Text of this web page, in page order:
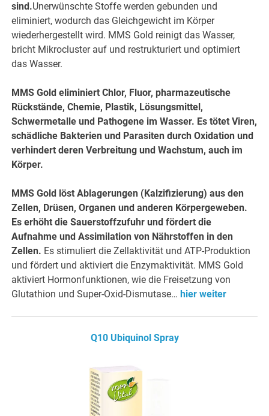
sind.Unerwünschte Stoffe werden gebunden und
eliminiert, wodurch das Gleichgewicht im Körper
wiederhergestellt wird. MMS Gold reinigt das Wasser,
bricht Mikrocluster auf und restrukturiert und optimiert
das Wasser.
MMS Gold eliminiert Chlor, Fluor, pharmazeutische
Rückstände, Chemie, Plastik, Lösungsmittel,
Schwermetalle und Pathogene im Wasser. Es tötet Viren,
schädliche Bakterien und Parasiten durch Oxidation und
verhindert deren Verbreitung und Wachstum, auch im
Körper.
MMS Gold löst Ablagerungen (Kalzifizierung) aus den
Zellen, Drüsen, Organen und anderen Körpergeweben.
Es erhöht die Sauerstoffzufuhr und fördert die
Aufnahme und Assimilation von Nährstoffen in den
Zellen. Es stimuliert die Zellaktivität und ATP-Produktion
und fördert und aktiviert die Enzymaktivität. MMS Gold
aktiviert Hormonfunktionen, wie die Freisetzung von
Glutathion und Super-Oxid-Dismutase… hier weiter
Q10 Ubiquinol Spray